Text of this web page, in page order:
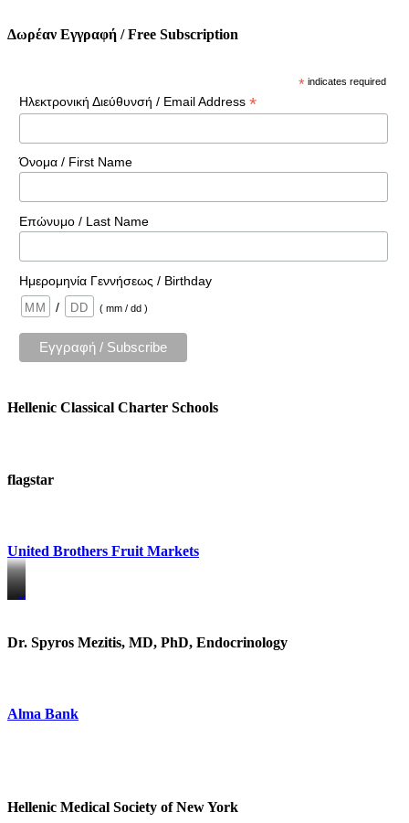
Δωρέαν Εγγραφή / Free Subscription
* indicates required
Ηλεκτρονική Διεύθυνσή / Email Address *
Όνομα / First Name
Επώνυμο / Last Name
Ημερομηνία Γεννήσεως / Birthday
/
( mm / dd )
Hellenic Classical Charter Schools
flagstar
United Brothers Fruit Markets
https://www.unitedbrothersfruitmarkets.com/
https://www.unitedbrothersfruitmarkets.com/
Dr. Spyros Mezitis, MD, PhD, Endocrinology
Alma Bank
Hellenic Medical Society of New York